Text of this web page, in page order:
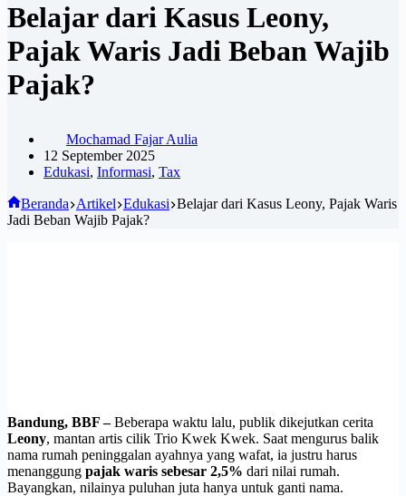
Belajar dari Kasus Leony,
Pajak Waris Jadi Beban Wajib
Pajak?
Mochamad Fajar Aulia
12 September 2025
Edukasi, Informasi, Tax
Beranda Artikel Edukasi Belajar dari Kasus Leony, Pajak Waris
Jadi Beban Wajib Pajak?
Bandung, BBF –Beberapa waktu lalu, publik dikejutkan cerita
Leony, mantan artis cilik Trio Kwek Kwek. Saat mengurus balik
nama rumah peninggalan ayahnya yang wafat, ia justru harus
menanggung pajak waris sebesar 2,5% dari nilai rumah.
Bayangkan, nilainya puluhan juta hanya untuk ganti nama.